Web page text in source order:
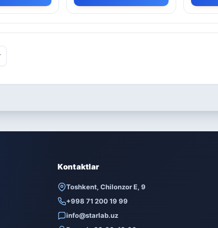
Kontaktlar
Toshkent, Chilonzor E, 9
+998 71 200 19 99
info@starlab.uz